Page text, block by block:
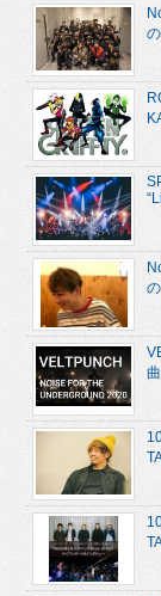
の
の